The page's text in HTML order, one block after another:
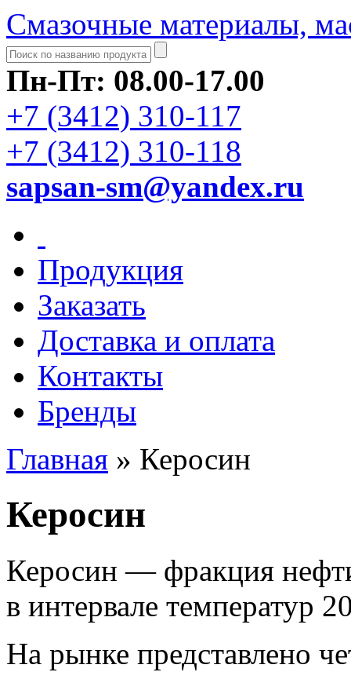
Смазочные материалы,
Пн-Пт: 08.00-17.00
+7 (3412) 310-117
+7 (3412) 310-118
sapsan-sm@yandex.ru
Продукция
Заказать
Доставка и оплата
Контакты
Бренды
Главная » Керосин
Керосин
Керосин — фракция
в интервале температур
На рынке представлено